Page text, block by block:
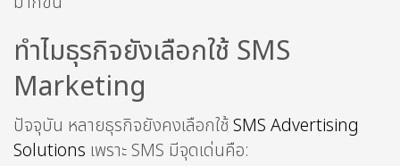
ทำไมธุรกิจยังเลือกใช้ SMS
Marketing
ปัจจุบัน หลายธุรกิจยังคงเลือกใช้SMS Advertising
Solutions เพราะ SMS มีจุดเด่นคือ: